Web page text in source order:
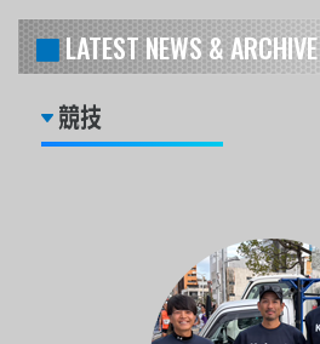
LATEST NEWS & ARCHIVE
競技